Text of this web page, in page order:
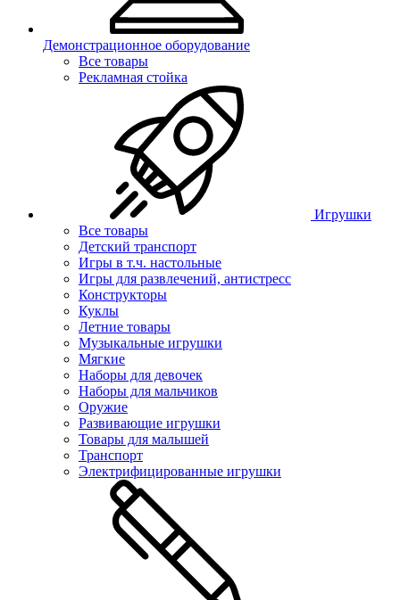
Демонстрационное оборудование
Все товары
Рекламная стойка
Игрушки
Все товары
Детский транспорт
Игры в т.ч. настольные
Игры для развлечений, антистресс
Конструкторы
Куклы
Летние товары
Музыкальные игрушки
Мягкие
Наборы для девочек
Наборы для мальчиков
Оружие
Развивающие игрушки
Товары для малышей
Транспорт
Электрифицированные игрушки